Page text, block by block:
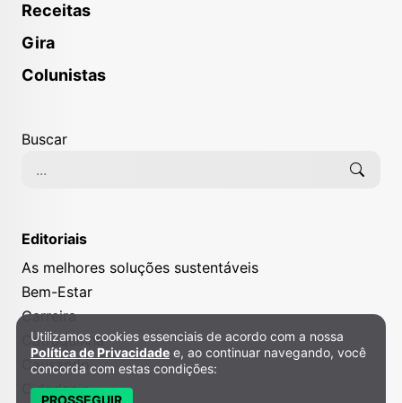
Receitas
Gira
Colunistas
Buscar
Editoriais
As melhores soluções sustentáveis
Bem-Estar
Carreira
Catraquinha
Causando
Cidadania
Política de Privacidade e Cookies
Utilizamos cookies essenciais de acordo com a nossa
Política de Privacidade e, ao continuar navegando, você
concorda com estas condições: